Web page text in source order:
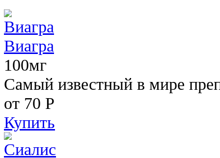
Виагра
100мг
Самый известный в мире
от 70 Р
Купить